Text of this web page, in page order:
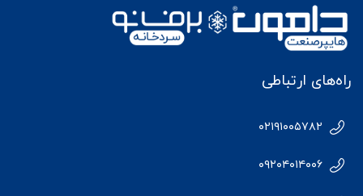
راه‌های ارتباطی
۰۲۱۹۱۰۰۵۷۸۲
۰۹۲۰۴۰۱۴۰۰۶